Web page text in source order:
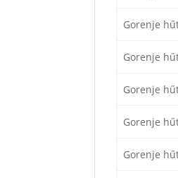
Gorenje
Gorenje
Gorenje
Gorenje
Gorenje